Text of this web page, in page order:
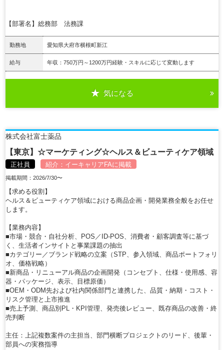
【部署名】総務部 法務課
勤務地 愛知県大府市横根町新江
給与 年収：750万円～1200万円経験・スキルに応じて変動します
気になる
株式会社富士薬品
【東京】☆マーケティング☆ヘルス＆ビューティケア領域
正社員 紹介： イーキャリアFAに掲載
掲載期間：2026/7/30〜
【求める役割】
ヘルス＆ビューティケア領域における商品企画・開発業務全般をお任せ
します。
【業務内容】
■市場・競合・自社分析、POS／ID-POS、消費者・顧客調査等に基づ
く、生活者インサイトと事業課題の抽出
■カテゴリー／ブランド戦略の立案（STP、参入領域、商品ポートフォリ
オ、価格戦略）
■新商品・リニューアル商品の企画開発（コンセプト、仕様・使用感、容
器・パッケージ、表示、目標原価）
■OEM・ODM先および社内関係部門と連携した、品質・納期・コスト・
リスク管理と上市推進
■売上予測、商品別PL・KPI管理、発売後レビュー、既存商品の改善・終
売判断
主任：上記複数案件の主担当、部門横断プロジェクトのリード、後輩・
部員への実務指導